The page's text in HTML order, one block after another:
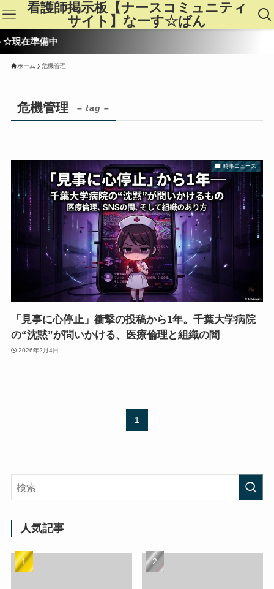
看護師掲示板【ナースコミュニティ
サイト】なーす☆ばん
在準備中
ホーム 危機管理
危機管理 – tag –
時事ニュース
「見事に心停止」衝撃の投稿から1年。千葉大学病院
の“沈黙”が問いかける、医療倫理と組織の闇
2026年2月4日
1
人気記事